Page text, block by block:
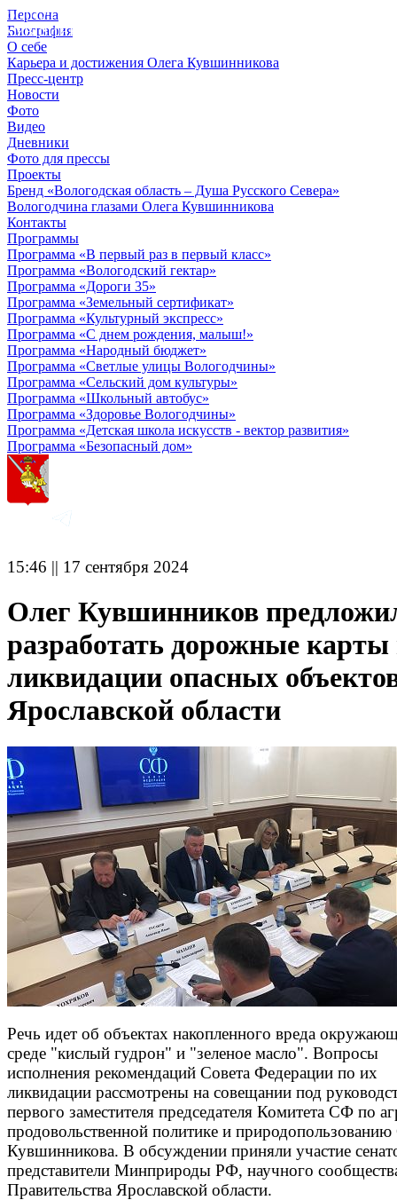
Персона
Биография
О себе
Карьера и достижения Олега Кувшинникова
Пресс-центр
Новости
Фото
Видео
Дневники
Фото для прессы
Проекты
Бренд «Вологодская область – Душа Русского Севера»
Вологодчина глазами Олега Кувшинникова
Контакты
Программы
Программа «В первый раз в первый класс»
Программа «Вологодский гектар»
Программа «Дороги 35»
Программа «Земельный сертификат»
Программа «Культурный экспресс»
Программа «С днем рождения, малыш!»
Программа «Народный бюджет»
Программа «Светлые улицы Вологодчины»
Программа «Сельский дом культуры»
Программа «Школьный автобус»
Программа «Здоровье Вологодчины»
Программа «Детская школа искусств - вектор развития»
Программа «Безопасный дом»
15:46 || 17 сентября 2024
Олег Кувшинников
разработать дорожные карты
ликвидации опасных
Ярославской области
Речь идет об объектах накопленного вреда
среде "кислый гудрон" и "зеленое масло". Вопросы
исполнения рекомендаций Совета Федерации по их
ликвидации рассмотрены на совещании под
первого заместителя председателя Комитета СФ по
продовольственной политике и природопользованию
Кувшинникова. В обсуждении приняли участие
представители Минприроды РФ, научного
Правительства Ярославской области.
© 2012 - 2023,
КУВШИННИКОВ О.А.